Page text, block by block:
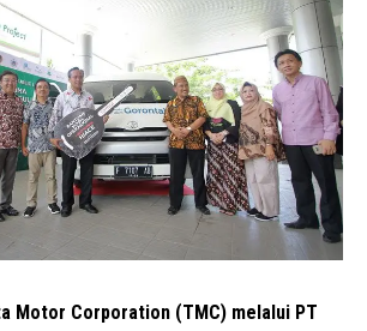
Motor Corporation (TMC) melalui PT